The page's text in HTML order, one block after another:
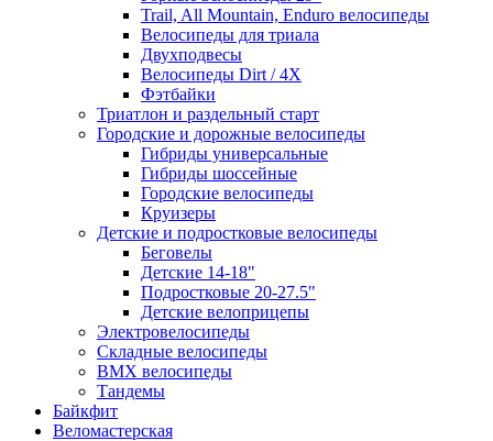
Trail, All Mountain, Enduro велосипеды
Велосипеды для триала
Двухподвесы
Велосипеды Dirt / 4X
Фэтбайки
Триатлон и раздельный старт
Городские и дорожные велосипеды
Гибриды универсальные
Гибриды шоссейные
Городские велосипеды
Круизеры
Детские и подростковые велосипеды
Беговелы
Детские 14-18"
Подростковые 20-27.5"
Детские велоприцепы
Электровелосипеды
Складные велосипеды
BMX велосипеды
Тандемы
Байкфит
Веломастерская